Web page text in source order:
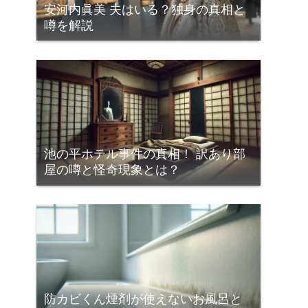
安河内眞美 夫はいる？独身の真相と
噂を解説
池の平ホテル事件の真相！ 訳あり部
屋の噂と怪奇現象とは？
防カビくん煙剤が使えないお風呂と